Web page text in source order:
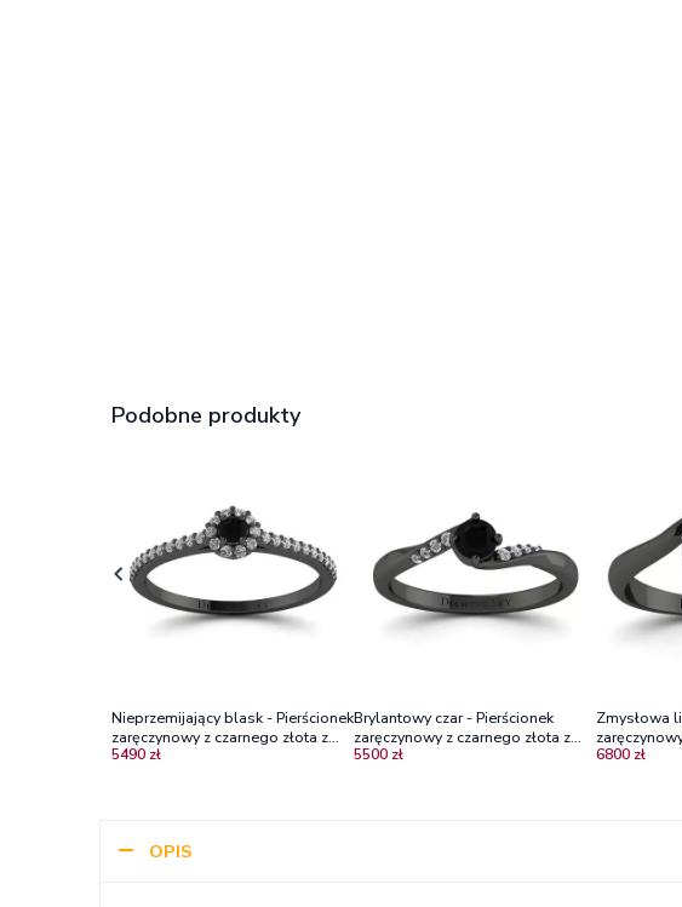
Podobne produkty
Nieprzemijający blask - Pierścionek
zaręczynowy z czarnego złota z
czarnym diamentem i brylantami
5490 zł
Brylantowy czar - Pierścionek
zaręczynowy z czarnego złota z
czarnym diamentem i diamentami
5500 zł
Zmysłowa
czarnym
6800 zł
OPIS